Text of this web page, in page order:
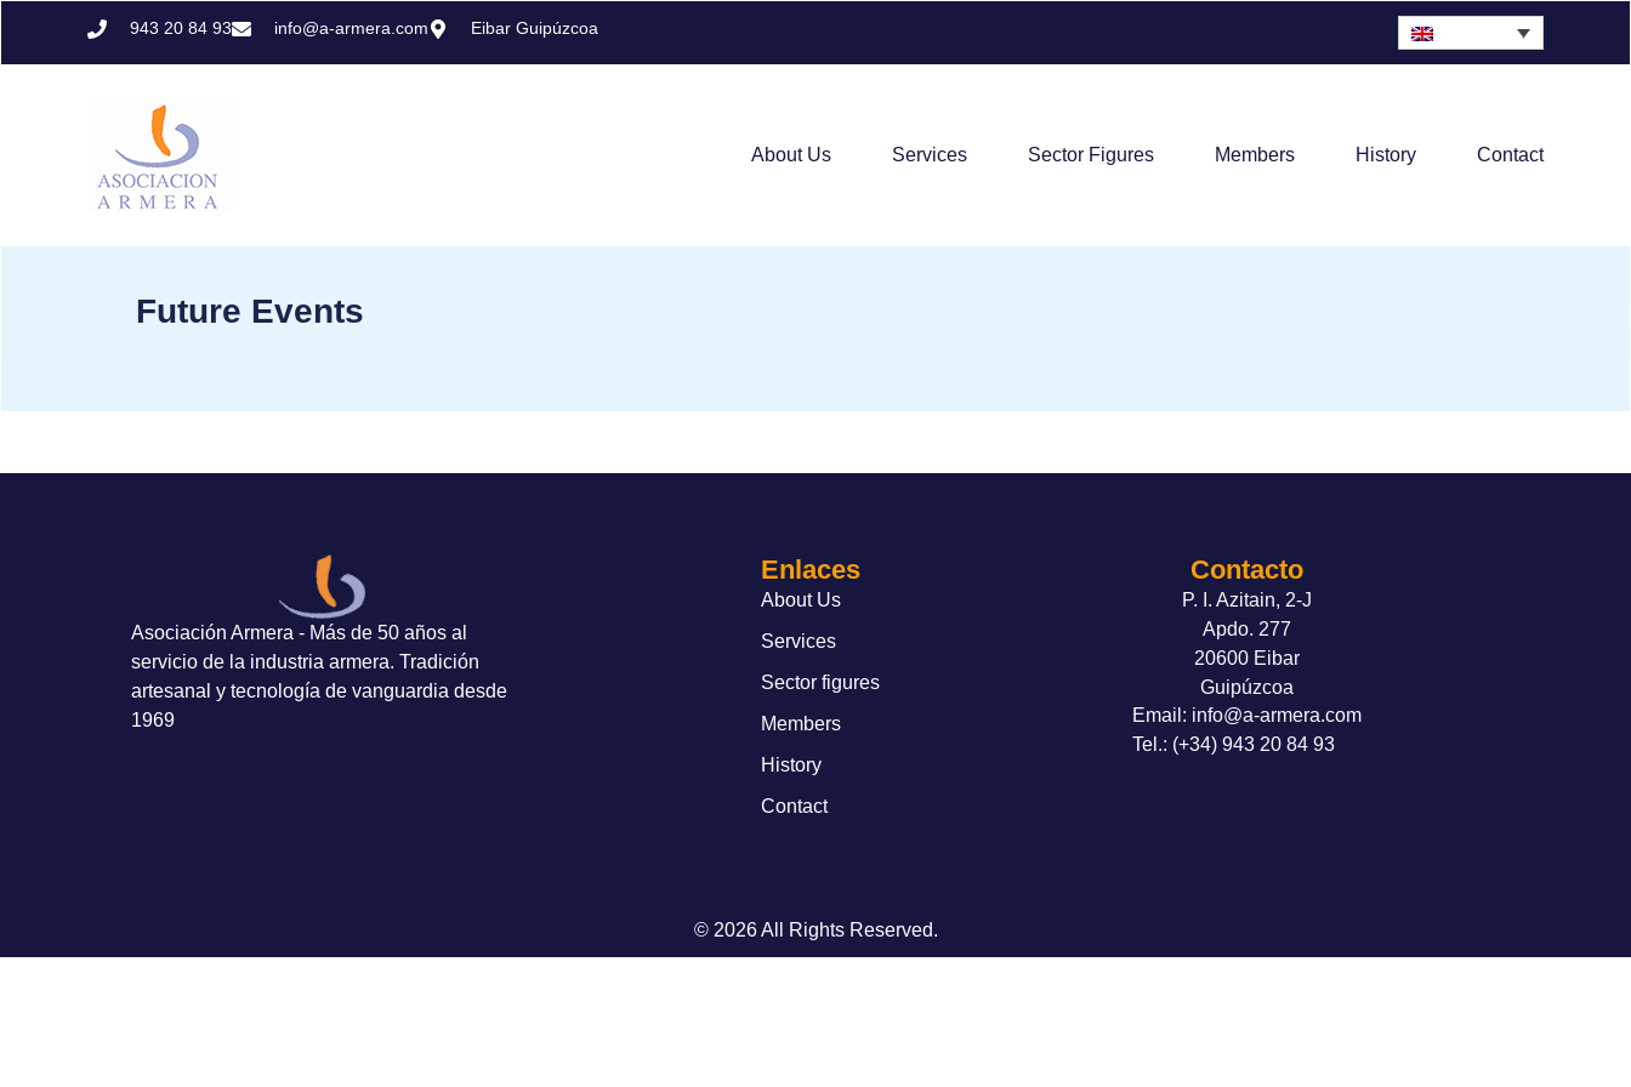
943 20 84 93 info@a-armera.com Eibar Guipúzcoa
About Us Services Sector Figures Members History Contact
Future Events
Asociación Armera - Más de 50 años al
servicio de la industria armera. Tradición
artesanal y tecnología de vanguardia desde
1969
Enlaces
About Us
Services
Sector figures
Members
History
Contact
Contacto
P. I. Azitain, 2-J
Apdo. 277
20600 Eibar
Guipúzcoa
Email: info@a-armera.com
Tel.: (+34) 943 20 84 93
© 2026 All Rights Reserved.